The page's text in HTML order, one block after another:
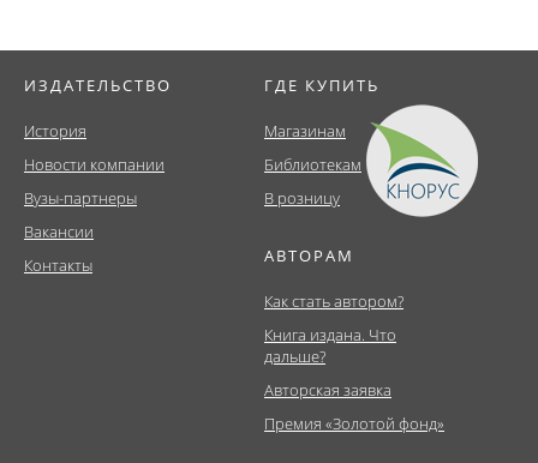
ИЗДАТЕЛЬСТВО
История
Новости компании
Вузы-партнеры
Вакансии
Контакты
ГДЕ КУПИТЬ
Магазинам
Библиотекам
В розницу
АВТОРАМ
Как стать автором?
Книга издана. Что
дальше?
Авторская заявка
Премия «Золотой фонд»